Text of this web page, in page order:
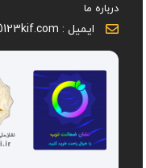
درباره ما
ایمیل : info@123kif.com